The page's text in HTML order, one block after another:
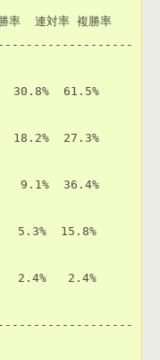
連対率 複勝率
61.5%
27.3%
36.4%
15.8%
2.4%   2.4%